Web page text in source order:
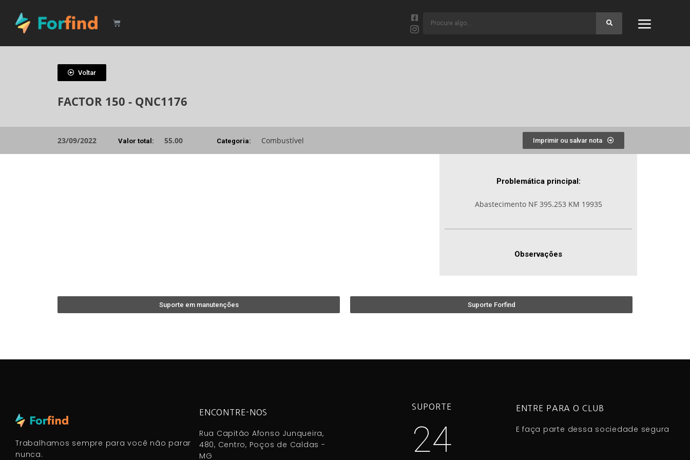
Voltar
FACTOR 150 - QNC1176
23/09/2022 Valor total: 55.00 Categoria: Combustível Imprimir ou salvar nota
Problemática principal:
Abastecimento NF 395.253 KM 19935
Observações
Suporte em manutenções Suporte Forfind
Trabalhamos sempre para você não parar
nunca.
ENCONTRE-NOS
Rua Capitão Afonso Junqueira,
480, Centro, Poços de Caldas -
MG
SUPORTE
24
ENTRE PARA O CLUB
E faça parte dessa sociedade segura